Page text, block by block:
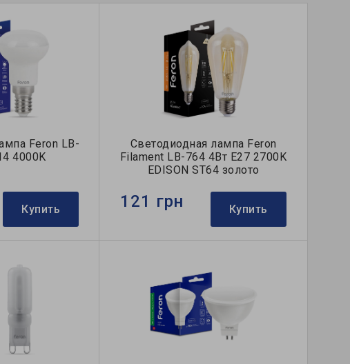
Feron LB-
4000K
Купить
Светодиодная лампа Feron
Filament LB-764 4Вт E27 2700K
EDISON ST64 золото
121 грн Купить